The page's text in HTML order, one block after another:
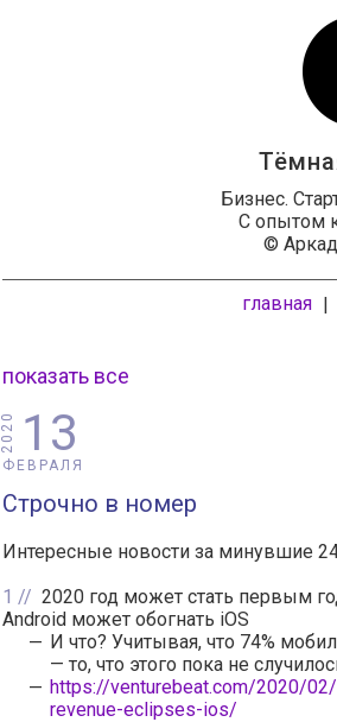
Бизнес.
С опытом
©
главная |
показать все
13
ФЕВРАЛЯ
2020
Строчно в номер
Интересные новости за минувшие
1
2020 год может стать первым
Android может обогнать iOS
И что? Учитывая, что 74%
— то, что этого пока не
https://venturebeat.com/2020/
revenue-eclipses-ios/